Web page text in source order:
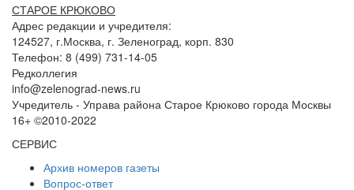
СТАРОЕ КРЮКОВО
Адрес редакции и учредителя:
124527, г.Москва, г. Зеленоград, корп. 830
Телефон: 8 (499) 731-14-05
Редколлегия
info@zelenograd-news.ru
Учредитель - Управа района Старое Крюково города Москвы
16+ ©2010-2022
СЕРВИС
Архив номеров газеты
Вопрос-ответ